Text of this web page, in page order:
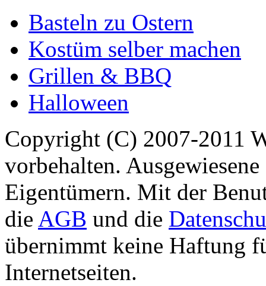
Basteln zu Ostern
Kostüm selber machen
Grillen & BBQ
Halloween
Copyright (C) 2007-2011
vorbehalten.
Eigentümern. Mit der
die AGB und die
übernimmt keine Haftung
Internetseiten.